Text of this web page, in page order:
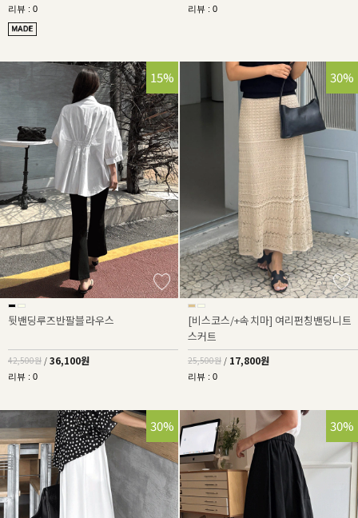
리뷰 : 0 리뷰 : 0
15%
뒷밴딩루즈반팔블라우스
42,500원 / 36,100원
리뷰 : 0
30%
[비스코스/+속치마] 여리펀칭밴딩니트
스커트
25,500원 / 17,800원
리뷰 : 0
30% 30%